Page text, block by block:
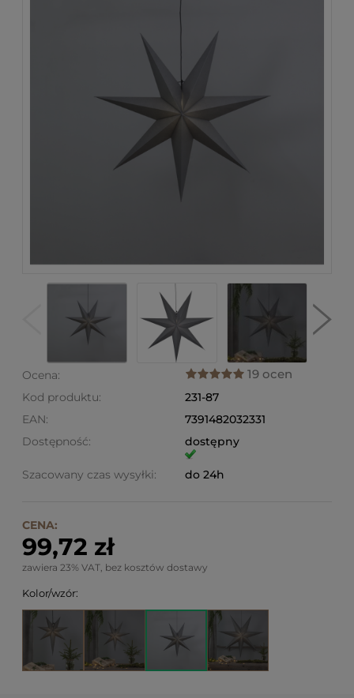
Ocena: 19 ocen
Kod produktu:
231-87
EAN:
7391482032331
Dostępność:
dostępny
Szacowany czas wysyłki: do 24h
CENA:
99,72 zł
zawiera 23% VAT, bez kosztów dostawy
Kolor/wzór: